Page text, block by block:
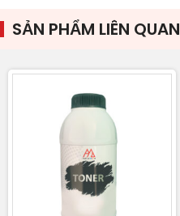
SẢN PHẨM LIÊN QUAN